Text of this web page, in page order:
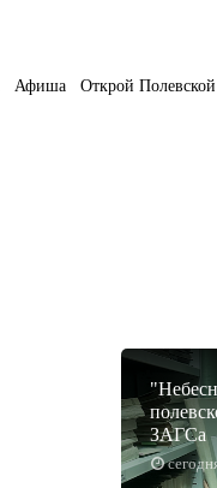
Афиша Открой Полевской
ЗАГСа